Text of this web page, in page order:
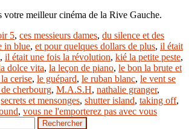
votre meilleur cinéma de la Rive Gauche.
5, ces messieurs dames, du silence et des
in blue, et pour quelques dollars de plus, il était
, il était une fois la révolution, kié la petite peste,
dolce vita, la leçon de piano, le bon la brute et
cerise, le guépard, le ruban blanc, le vent se
cherbourg, M.A.S.H, nathalie granger,
secrets et mensonges, shutter island, taking off,
, vous ne l'emporterez pas avec vous